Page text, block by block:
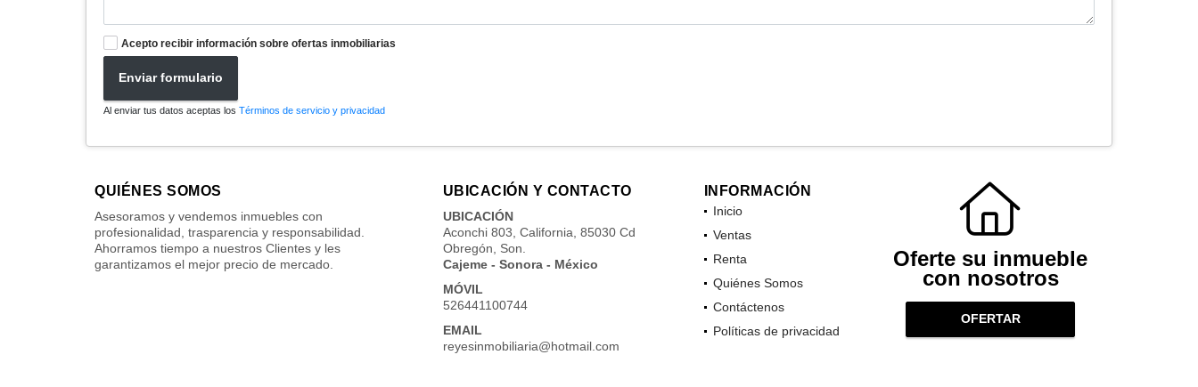
Acepto recibir información sobre ofertas inmobiliarias
Enviar formulario
Al enviar tus datos aceptas los Términos de servicio y privacidad
QUIÉNES SOMOS
Asesoramos y vendemos inmuebles con
profesionalidad, trasparencia y responsabilidad.
Ahorramos tiempo a nuestros Clientes y les
garantizamos el mejor precio de mercado.
UBICACIÓN Y CONTACTO
UBICACIÓN
Aconchi 803, California, 85030 Cd
Obregón, Son.
Cajeme - Sonora - México
MÓVIL
526441100744
EMAIL
reyesinmobiliaria@hotmail.com
INFORMACIÓN
Inicio
Ventas
Renta
Quiénes Somos
Contáctenos
Políticas de privacidad
Oferte su inmueble
con nosotros
OFERTAR